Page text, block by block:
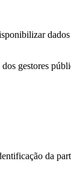
gestores
da